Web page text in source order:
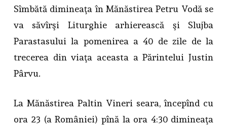
Sîmbătă dimineaţa în Mănăstirea Petru Vodă se
va săvîrşi Liturghie arhierească şi Slujba
Parastasului la pomenirea a 40 de zile de la
trecerea din viaţa aceasta a Părintelui Justin
Pârvu.
La Mănăstirea Paltin Vineri seara, începînd cu
ora 23 (a României) pînă la ora 4:30 dimineaţa